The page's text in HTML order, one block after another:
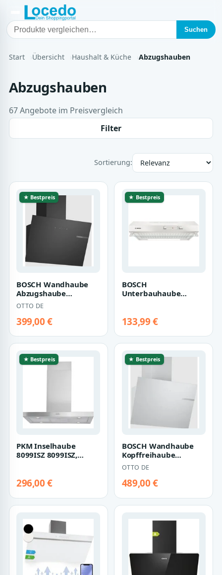
Suchen
Start Übersicht Haushalt & Küche Abzugshauben
Abzugshauben
67 Angebote im Preisvergleich
Filter
Sortierung:
★ Bestpreis
BOSCH Wandhaube
Abzugshaube
Kopffreihaube Glas
schwarz 60cm
DWK65DK6K…
OTTO DE
399,00 €
★ Bestpreis
BOSCH
Unterbauhaube
Unterbau-Duns…
133,99 €
★ Bestpreis
PKM Inselhaube
8099ISZ 8099ISZ,
296,00 €
★ Bestpreis
BOSCH Wandhaube
Kopffreihaube
DWK65DK20 weiß 60
cm Abzugshaube Um
oder…
OTTO DE
489,00 €